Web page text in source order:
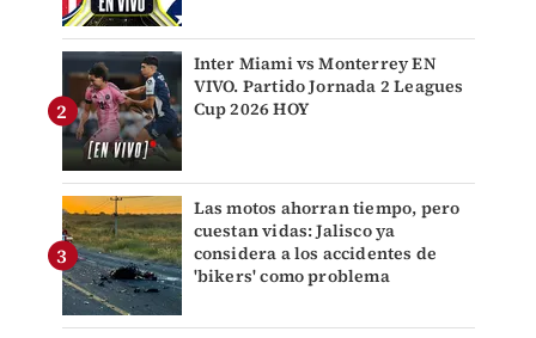
Inter Miami vs Monterrey EN
VIVO. Partido Jornada 2 Leagues
Cup 2026 HOY
Las motos ahorran tiempo, pero
cuestan vidas: Jalisco ya
considera a los accidentes de
'bikers' como problema